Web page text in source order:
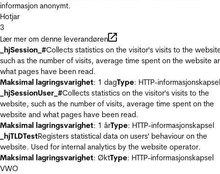
informasjon anonymt.
Hotjar
3
Lær mer om denne leverandøren
_hjSession_#Collects statistics on the visitor's visits to the
such as the number of visits, average time spent on the website
what pages have been read.
Maksimal lagringsvarighet: 1 dagType: HTTP-informasjonskapsel
_hjSessionUser_#Collects statistics on the visitor's visits to the
website, such as the number of visits, average time spent on the
website and what pages have been read.
Maksimal lagringsvarighet: 1 årType: HTTP-informasjonskapsel
_hjTLDTestRegisters statistical data on users' behaviour on the
website. Used for internal analytics by the website operator.
Maksimal lagringsvarighet: ØktType: HTTP-informasjonskapsel
VWO